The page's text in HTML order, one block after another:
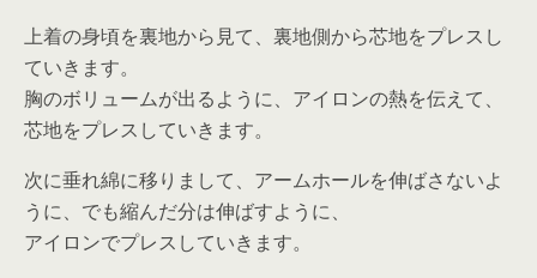
上着の身頃を裏地から見て、裏地側から芯地をプレスし
ていきます。
胸のボリュームが出るように、アイロンの熱を伝えて、
芯地をプレスしていきます。
次に垂れ綿に移りまして、アームホールを伸ばさないよ
うに、でも縮んだ分は伸ばすように、
アイロンでプレスしていきます。